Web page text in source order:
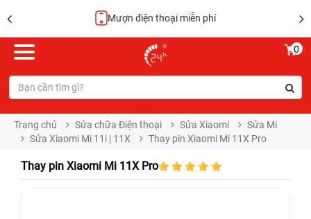
Hoàn tiền 100%
0
Trang chủ Sửa chữa Điện thoại Sửa Xiaomi
Sửa Mi
Sửa Xiaomi Mi 11i | 11X
Thay pin Xiaomi Mi 11X Pro
Thay pin Xiaomi Mi 11X Pro